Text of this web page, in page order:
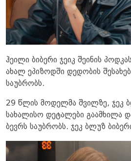
ჰეილი ბიბერი ჯეიკ შეინის
ახალ ეპიზოდში დედობის
საუბრობს.
29 წლის მოდელმა შვილზე, ჯეკ
სახალისო დეტალები გაამხილა
ბევრს საუბრობს. ჯეკ ბლუზ